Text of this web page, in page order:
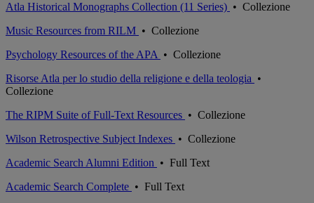
Atla Historical Monographs Collection (11 Series) • Collezione
Music Resources from RILM • Collezione
Psychology Resources of the APA • Collezione
Risorse Atla per lo studio della religione e della teologia •
Collezione
The RIPM Suite of Full-Text Resources • Collezione
Wilson Retrospective Subject Indexes • Collezione
Academic Search Alumni Edition • Full Text
Academic Search Complete • Full Text